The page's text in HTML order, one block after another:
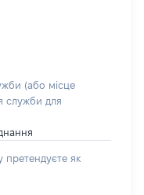
(або місце
служби для
претендуєте як